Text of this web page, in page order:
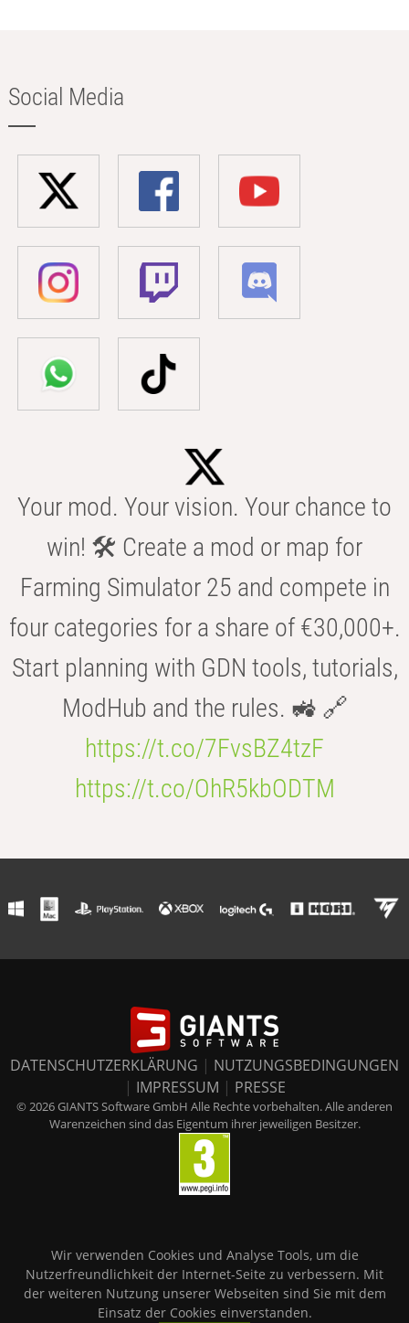
Social Media
Your mod. Your vision. Your chance to
win! 🛠️ Create a mod or map for
Farming Simulator 25 and compete in
four categories for a share of €30,000+.
Start planning with GDN tools, tutorials,
ModHub and the rules. 🚜 🔗
https://t.co/7FvsBZ4tzF
https://t.co/OhR5kbODTM
DATENSCHUTZERKLÄRUNG | NUTZUNGSBEDINGUNGEN
| IMPRESSUM | PRESSE
© 2026 GIANTS Software GmbH Alle Rechte vorbehalten. Alle anderen
Warenzeichen sind das Eigentum ihrer jeweiligen Besitzer.
Wir verwenden Cookies und Analyse Tools, um die
Nutzerfreundlichkeit der Internet-Seite zu verbessern. Mit
der weiteren Nutzung unserer Webseiten sind Sie mit dem
Einsatz der Cookies einverstanden.